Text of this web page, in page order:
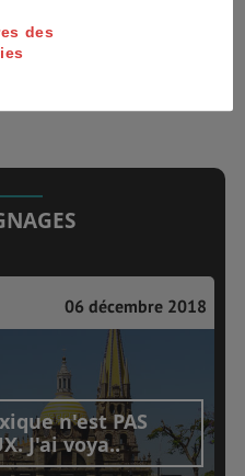
06 décembre 2018
n'est PAS
J'ai voya..
des